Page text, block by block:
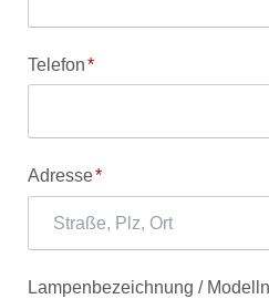
Pflichtfeld
Telefon*
Pflichtfeld
Adresse*
Pflichtfeld
Lampenbezeichnung /